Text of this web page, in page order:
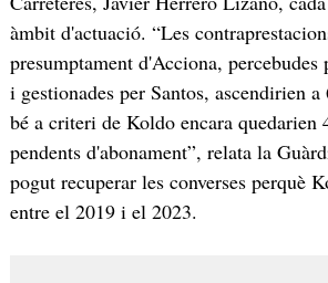
àmbit d'actuació. “Les
presumptament d'Acciona,
i gestionades per Santos, ascendirien
bé a criteri de Koldo encara quedarien
pendents d'abonament”, relata la
pogut recuperar les converses perquè
entre el 2019 i el 2023.